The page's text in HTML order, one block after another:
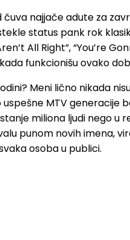
najjače adute za
status pank rok
All Right”, “You’re
funkcionišu ovako
Meni lično nikada
MTV
miliona ljudi nego
punom novih imena,
osoba u publici.